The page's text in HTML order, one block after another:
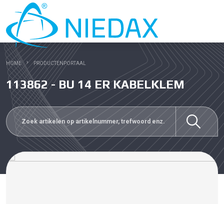
HOME PRODUCTENPORTAAL
113862 - BU 14 ER KABELKLEM